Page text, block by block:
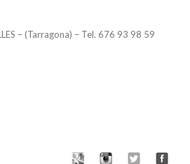
– (Tarragona) – Tel. 676 93 98 59